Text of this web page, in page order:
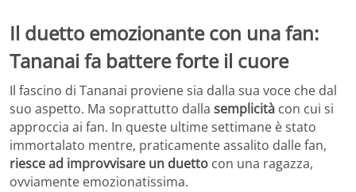
Il duetto emozionante con una fan:
Tananai fa battere forte il cuore
Il fascino di Tananai proviene sia dalla sua voce che dal
suo aspetto. Ma soprattutto dalla semplicità con cui si
approccia ai fan. In queste ultime settimane è stato
immortalato mentre, praticamente assalito dalle fan,
riesce ad improvvisare un duetto con una ragazza,
ovviamente emozionatissima.